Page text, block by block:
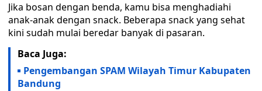
Jika bosan dengan benda, kamu bisa menghadiahi
anak-anak dengan snack. Beberapa snack yang sehat
kini sudah mulai beredar banyak di pasaran.
Baca Juga:
Pengembangan SPAM Wilayah Timur Kabupaten
Bandung